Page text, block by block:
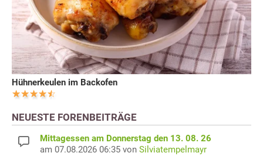
Hühnerkeulen im Backofen
NEUESTE FORENBEITRÄGE
Mittagessen am Donnerstag den 13. 08. 26
am 07.08.2026 06:35 von Silviatempelmayr